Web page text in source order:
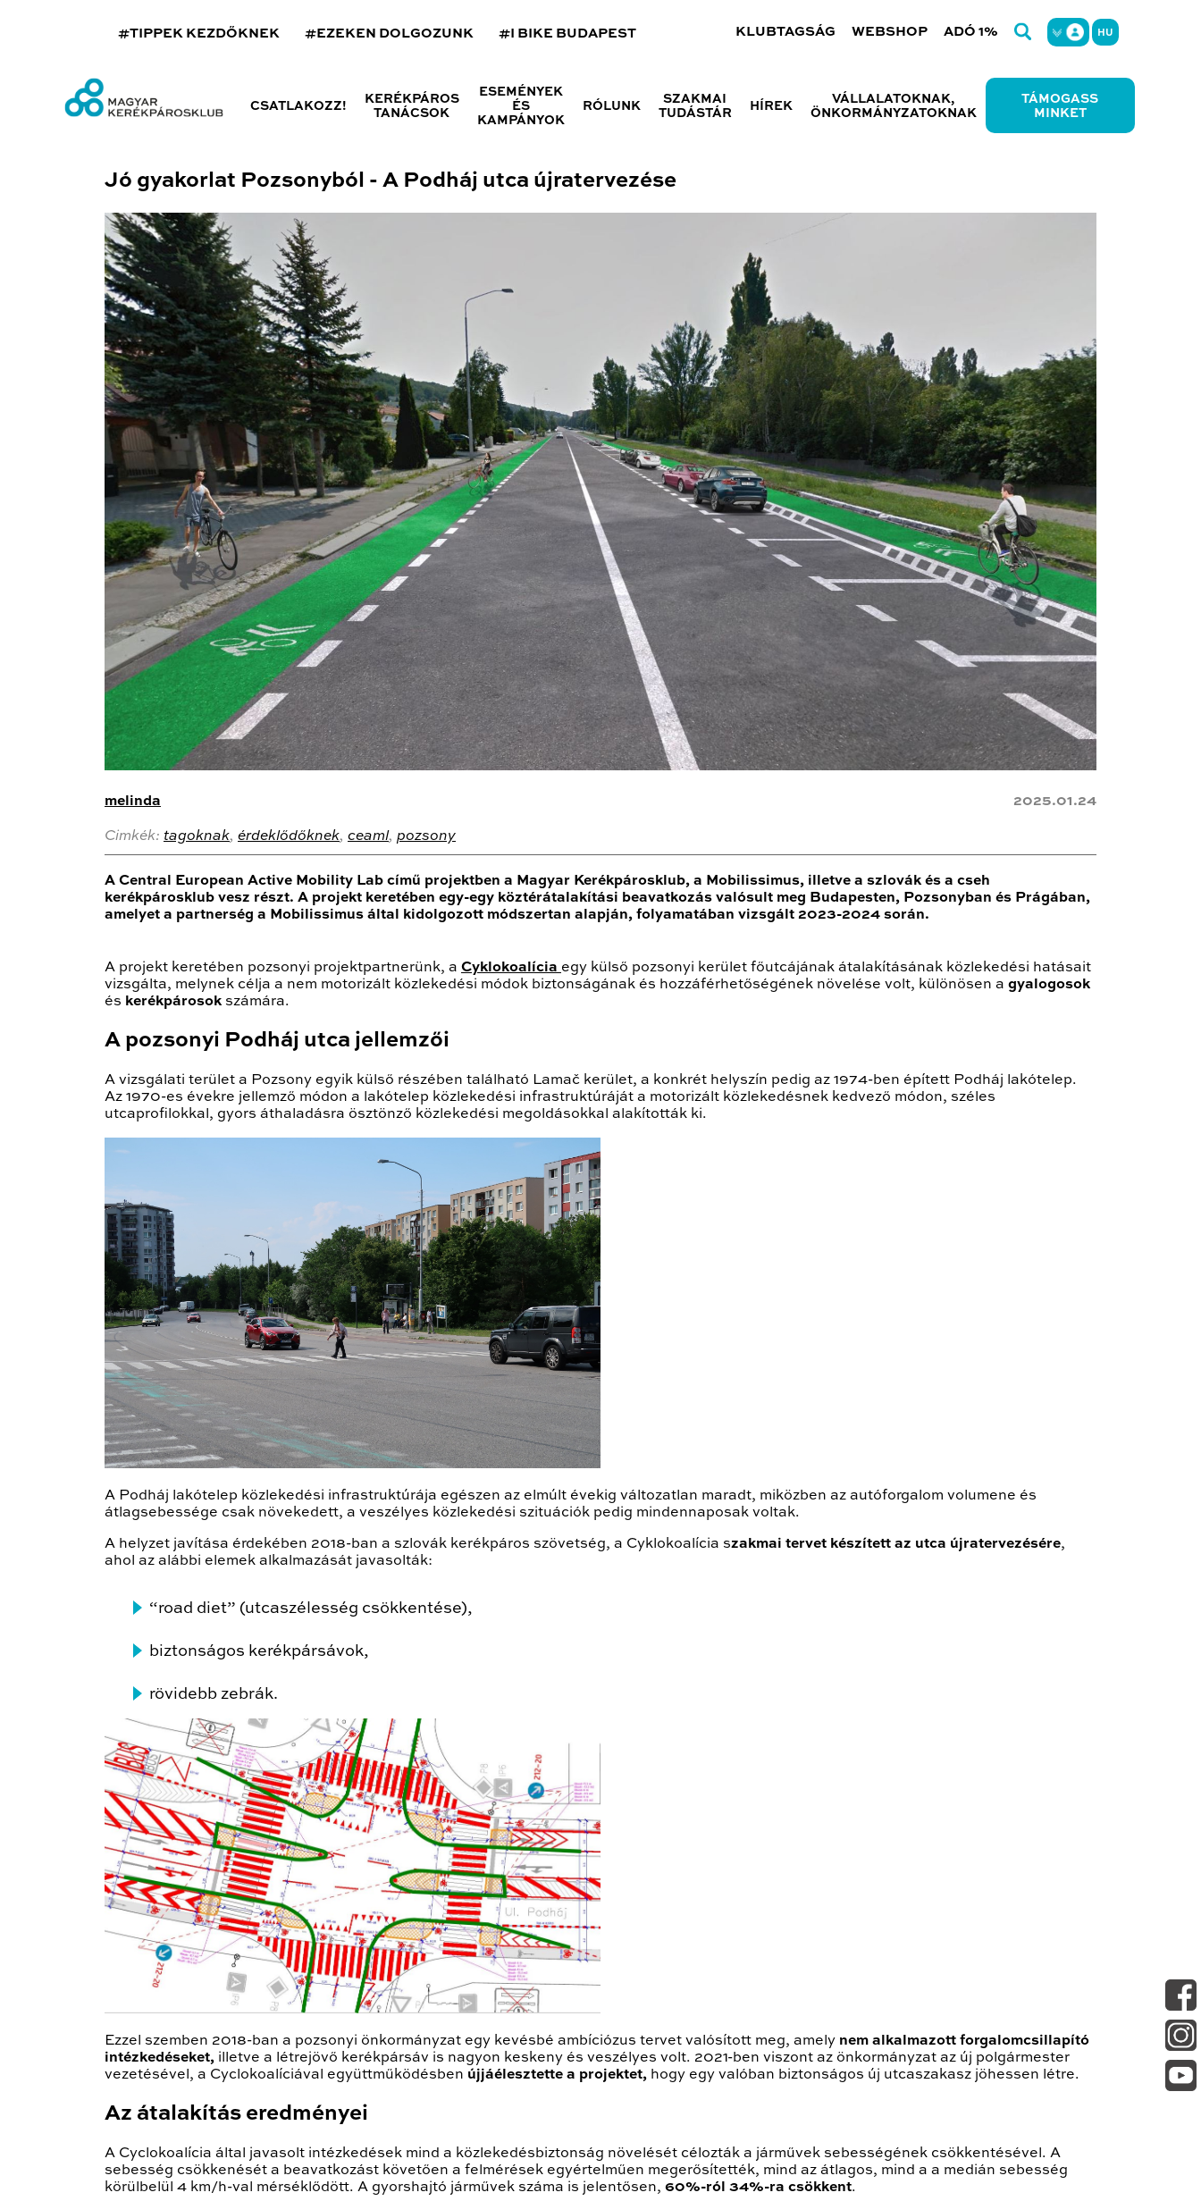
#TIPPEK KEZDŐKNEK #EZEKEN DOLGOZUNK #I BIKE BUDAPEST KLUBTAGSÁG WEBSHOP ADÓ 1% HU
CSATLAKOZZ!
KERÉKPÁROS
TANÁCSOK
ESEMÉNYEK
ÉS
KAMPÁNYOK
RÓLUNK
SZAKMAI
TUDÁSTÁR
HÍREK
VÁLLALATOKNAK,
ÖNKORMÁNYZATOKNAK
TÁMOGASS
MINKET
Jó gyakorlat Pozsonyból - A Podháj utca újratervezése
melinda 2025.01.24
Cimkék: tagoknak, érdeklődőknek, ceaml, pozsony
A Central European Active Mobility Lab című projektben a Magyar Kerékpárosklub, a Mobilissimus, illetve a szlovák és a cseh
kerékpárosklub vesz részt. A projekt keretében egy-egy köztérátalakítási beavatkozás valósult meg Budapesten, Pozsonyban és Prágában,
amelyet a partnerség a Mobilissimus által kidolgozott módszertan alapján, folyamatában vizsgált 2023-2024 során.
A projekt keretében pozsonyi projektpartnerünk, a Cyklokoalícia egy külső pozsonyi kerület főutcájának átalakításának közlekedési hatásait
vizsgálta, melynek célja a nem motorizált közlekedési módok biztonságának és hozzáférhetőségének növelése volt, különösen a gyalogosok
és kerékpárosok számára.
A pozsonyi Podháj utca jellemzői
A vizsgálati terület a Pozsony egyik külső részében található Lamač kerület, a konkrét helyszín pedig az 1974-ben épített Podháj lakótelep.
Az 1970-es évekre jellemző módon a lakótelep közlekedési infrastruktúráját a motorizált közlekedésnek kedvező módon, széles
utcaprofilokkal, gyors áthaladásra ösztönző közlekedési megoldásokkal alakították ki.
A Podháj lakótelep közlekedési infrastruktúrája egészen az elmúlt évekig változatlan maradt, miközben az autóforgalom volumene és
átlagsebessége csak növekedett, a veszélyes közlekedési szituációk pedig mindennaposak voltak.
A helyzet javítása érdekében 2018-ban a szlovák kerékpáros szövetség, a Cyklokoalícia szakmai tervet készített az utca újratervezésére,
ahol az alábbi elemek alkalmazását javasolták:
“road diet” (utcaszélesség csökkentése),
biztonságos kerékpársávok,
rövidebb zebrák.
Ezzel szemben 2018-ban a pozsonyi önkormányzat egy kevésbé ambíciózus tervet valósított meg, amely nem alkalmazott forgalomcsillapító
intézkedéseket, illetve a létrejövő kerékpársáv is nagyon keskeny és veszélyes volt. 2021-ben viszont az önkormányzat az új polgármester
vezetésével, a Cyclokoalíciával együttműködésben újjáélesztette a projektet, hogy egy valóban biztonságos új utcaszakasz jöhessen létre.
Az átalakítás eredményei
A Cyclokoalícia által javasolt intézkedések mind a közlekedésbiztonság növelését célozták a járművek sebességének csökkentésével. A
sebesség csökkenését a beavatkozást követően a felmérések egyértelműen megerősítették, mind az átlagos, mind a a medián sebesség
körülbelül 4 km/h-val mérséklődött. A gyorshajtó járművek száma is jelentősen, 60%-ról 34%-ra csökkent.